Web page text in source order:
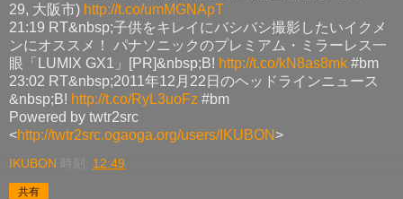
29, 大阪市) http://t.co/umMGNApT
21:19 RT&nbsp;子供をキレイにバシバシ撮影したいイクメ
ンにオススメ！ パナソニックのプレミアム・ミラーレス一
眼「LUMIX GX1」[PR]&nbsp;B! http://t.co/kN8as8mk #bm
23:02 RT&nbsp;2011年12月22日のヘッドラインニュース
&nbsp;B! http://t.co/RyL3uoFz #bm
Powered by twtr2src
<http://twtr2src.ogaoga.org/users/IKUBON >
IKUBON 時刻: 12:49
共有